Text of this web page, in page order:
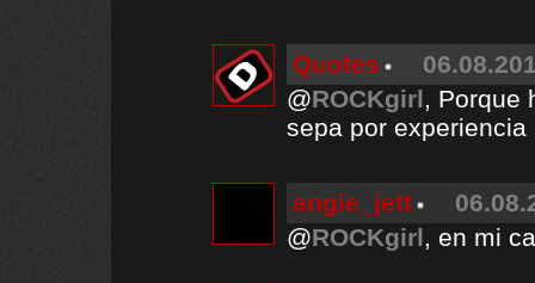
Quotes
@ROCKgirl, Porque
sepa por experiencia
angie_jett
@ROCKgirl, en mi